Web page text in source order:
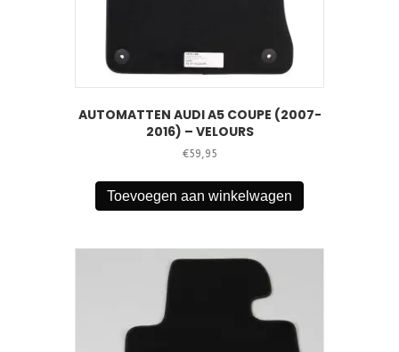
AUTOMATTEN AUDI A5 COUPE (2007-
2016) – VELOURS
€59,95
Toevoegen aan winkelwagen